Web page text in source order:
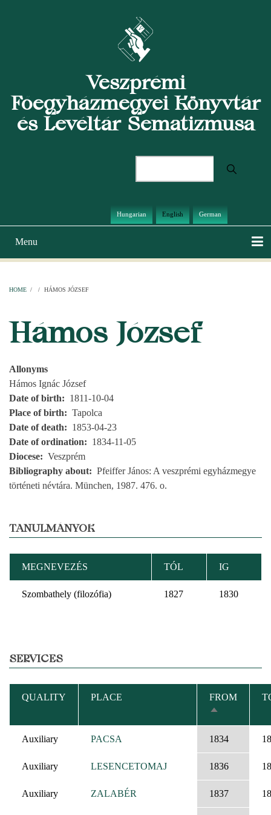
Veszprémi
Főegyházmegyei Könyvtár
és Levéltár Sematizmusa
Hungarian English German
Main
navigation
Menu
HOME / / HÁMOS JÓZSEF
Hámos József
Allonyms
Hámos Ignác József
Date of birth
1811-10-04
Place of birth
Tapolca
Date of death
1853-04-23
Date of ordination
1834-11-05
Diocese
Veszprém
Bibliography about
Pfeiffer János: A veszprémi egyházmegye
történeti névtára. München, 1987. 476. o.
TANULMÁNYOK
MEGNEVEZÉS TÓL IG
Szombathely (filozófia) 1827 1830
SERVICES
QUALITY PLACE
FROM
SORT
Auxiliary PACSA 1834
Auxiliary LESENCETOMAJ 1836
Auxiliary ZALABÉR 1837